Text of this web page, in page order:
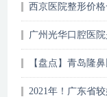
西京医院整形价
广州光华口腔医
【盘点】青岛隆
2021年！广东省